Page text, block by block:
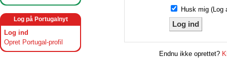
Log på Portugalnyt
Log ind
Opret Portugal-profil
Husk mig (Log
Log ind
Endnu ikke oprettet?